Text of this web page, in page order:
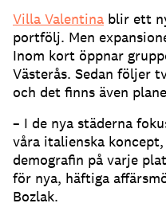
Villa Valentina blir ett
portfölj. Men
Inom kort öppnar
Västerås. Sedan följer
och det finns även
– I de nya städerna
våra italienska
demografin på varje
för nya, häftiga
Bozlak.